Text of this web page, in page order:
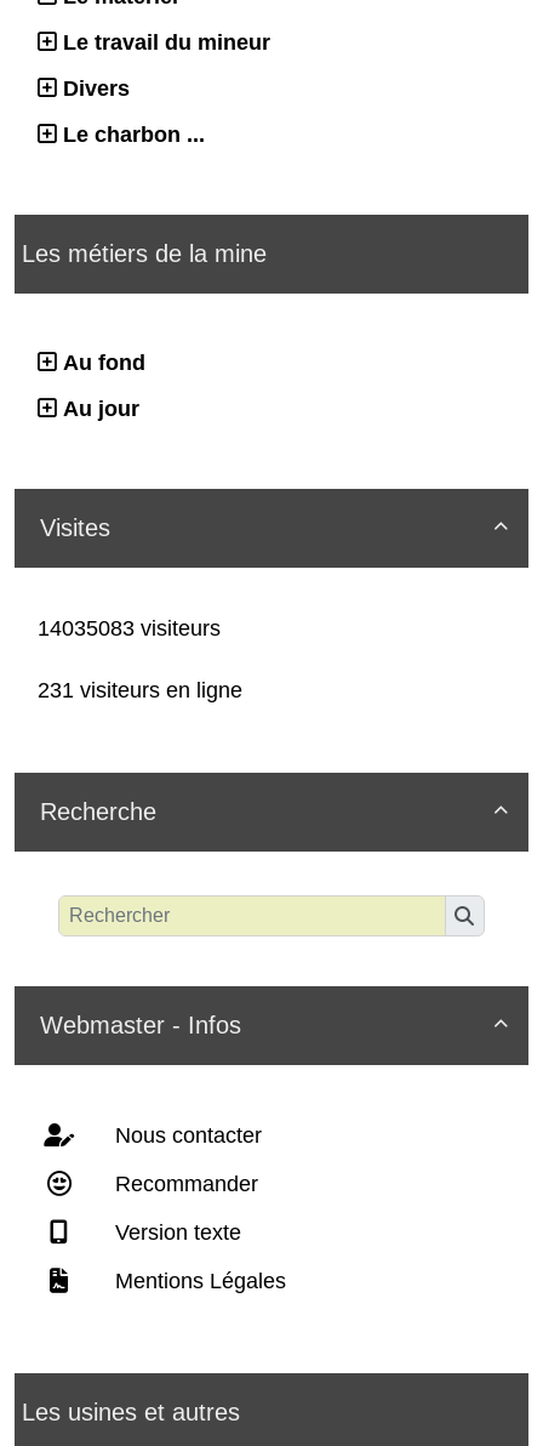
Le travail du mineur
Divers
Le charbon ...
Les métiers de la mine
Au fond
Au jour

Visites
14035083 visiteurs
231 visiteurs en ligne

Recherche

Webmaster - Infos
Nous contacter
Recommander
Version texte
Mentions Légales
Les usines et autres